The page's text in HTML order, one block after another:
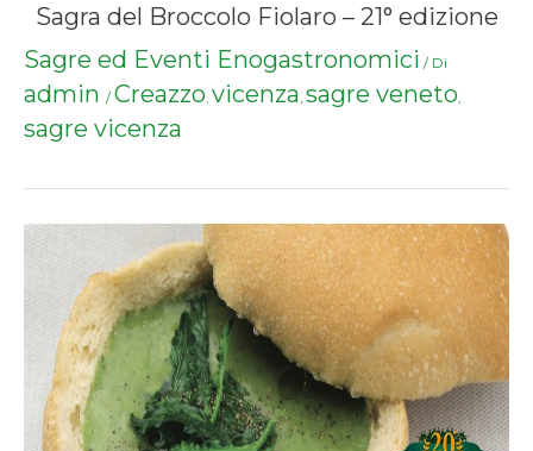
Sagra del Broccolo Fiolaro – 21° edizione
Sagre ed Eventi Enogastronomici / Di
admin /Creazzo, vicenza, sagre veneto,
sagre vicenza